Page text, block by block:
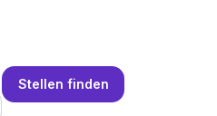
Stellen finden